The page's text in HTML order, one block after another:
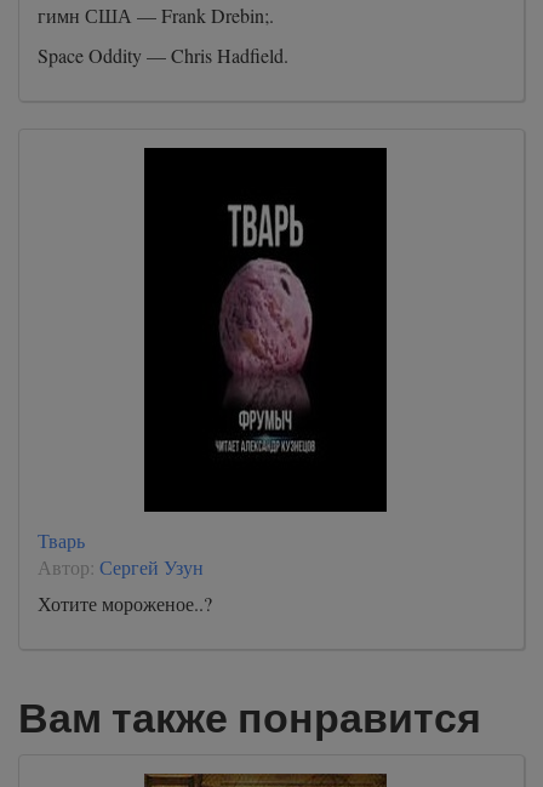
гимн США — Frank Drebin;.
Space Oddity — Chris Hadfield.
Тварь
Автор: Сергей Узун
Хотите мороженое..?
Вам также понравится